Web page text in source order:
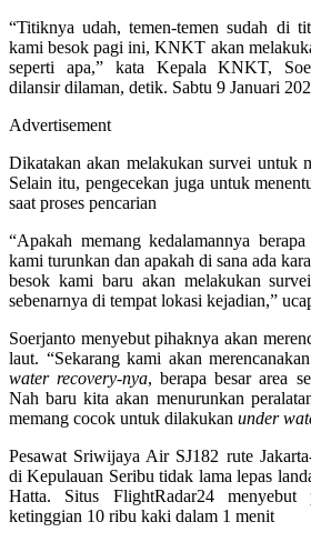
“Titiknya udah, temen-temen sudah di
kami besok pagi ini, KNKT akan
seperti apa,” kata Kepala KNKT,
dilansir dilaman, detik. Sabtu 9 Januari
Advertisement
Dikatakan akan melakukan survei untuk
Selain itu, pengecekan juga untuk
saat proses pencarian
“Apakah memang kedalamannya
kami turunkan dan apakah di sana ada
besok kami baru akan melakukan
sebenarnya di tempat lokasi kejadian,”
Soerjanto menyebut pihaknya akan
laut. “Sekarang kami akan
water recovery-nya, berapa besar area
Nah baru kita akan menurunkan
memang cocok untuk dilakukan under
Pesawat Sriwijaya Air SJ182 rute
di Kepulauan Seribu tidak lama lepas
Hatta. Situs FlightRadar24 menyebut
ketinggian 10 ribu kaki dalam 1 menit